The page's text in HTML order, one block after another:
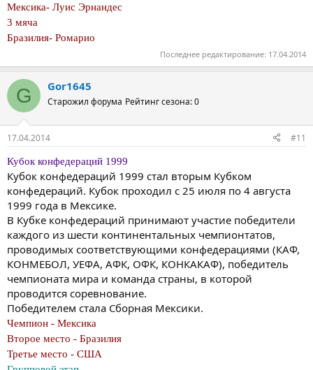
Мексика- Луис Эрнандес
3 мяча
Бразилия- Ромарио
Последнее редактирование: 17.04.2014
G Gor1645
Старожил форума Рейтинг сезона: 0
17.04.2014 #11
Кубок конфедераций 1999
Кубок конфедераций 1999 стал вторым Кубком
конфедераций. Кубок проходил с 25 июля по 4 августа
1999 года в Мексике.
В Кубке конфедераций принимают участие победители
каждого из шести континентальных чемпионтатов,
проводимых соответствующими конфедерациями (КАФ,
КОНМЕБОЛ, УЕФА, АФК, ОФК, КОНКАКАФ), победитель
чемпионата мира и команда страны, в которой
проводится соревнование.
Победителем стала Сборная Мексики.
Чемпион - Мексика
Второе место - Бразилия
Третье место - США